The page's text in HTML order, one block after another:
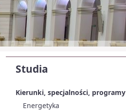
Studia
Kierunki, specjalności, programy
Energetyka